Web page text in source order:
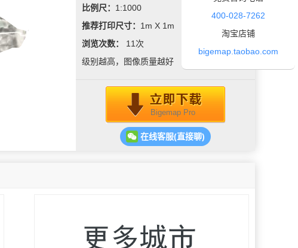
比例尺： 1:1000
推荐打印尺寸： 1m X 1m
浏览次数： 11 次
级别越高，图像质量越好
Bigemap Pro
在线客服(直接聊)
400-028-7262
淘宝店铺
bigemap.taobao.com